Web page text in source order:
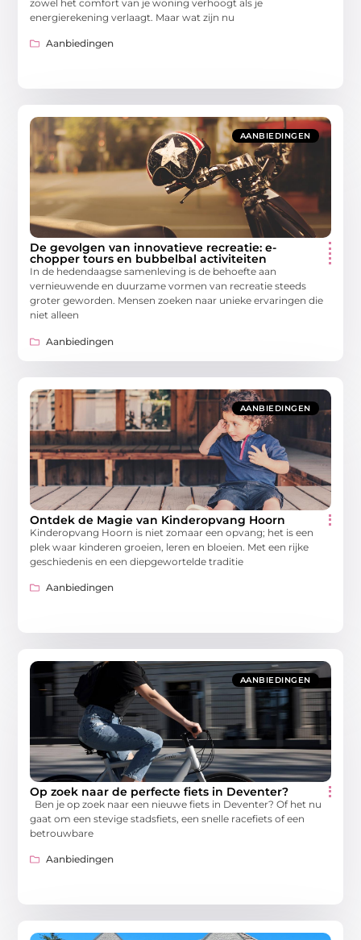
zowel het comfort van je woning verhoogt als je
energierekening verlaagt. Maar wat zijn nu
Aanbiedingen
AANBIEDINGEN
De gevolgen van innovatieve recreatie: e-
chopper tours en bubbelbal activiteiten
In de hedendaagse samenleving is de behoefte aan
vernieuwende en duurzame vormen van recreatie steeds
groter geworden. Mensen zoeken naar unieke ervaringen die
niet alleen
Aanbiedingen
AANBIEDINGEN
Ontdek de Magie van Kinderopvang Hoorn
Kinderopvang Hoorn is niet zomaar een opvang; het is een
plek waar kinderen groeien, leren en bloeien. Met een rijke
geschiedenis en een diepgewortelde traditie
Aanbiedingen
AANBIEDINGEN
Op zoek naar de perfecte fiets in Deventer?
Ben je op zoek naar een nieuwe fiets in Deventer? Of het nu
gaat om een stevige stadsfiets, een snelle racefiets of een
betrouwbare
Aanbiedingen